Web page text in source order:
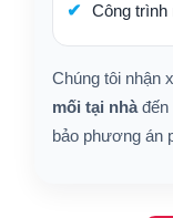
Công
Chúng tôi nhận
mối tại nhà đến
bảo phương án